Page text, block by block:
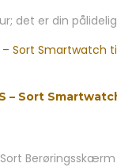
det er din
– Sort
Sort